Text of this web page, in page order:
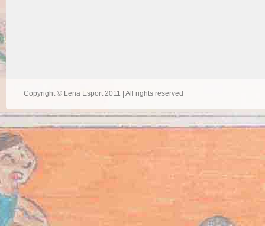
Copyright © Lena Esport 2011 | All rights reserved